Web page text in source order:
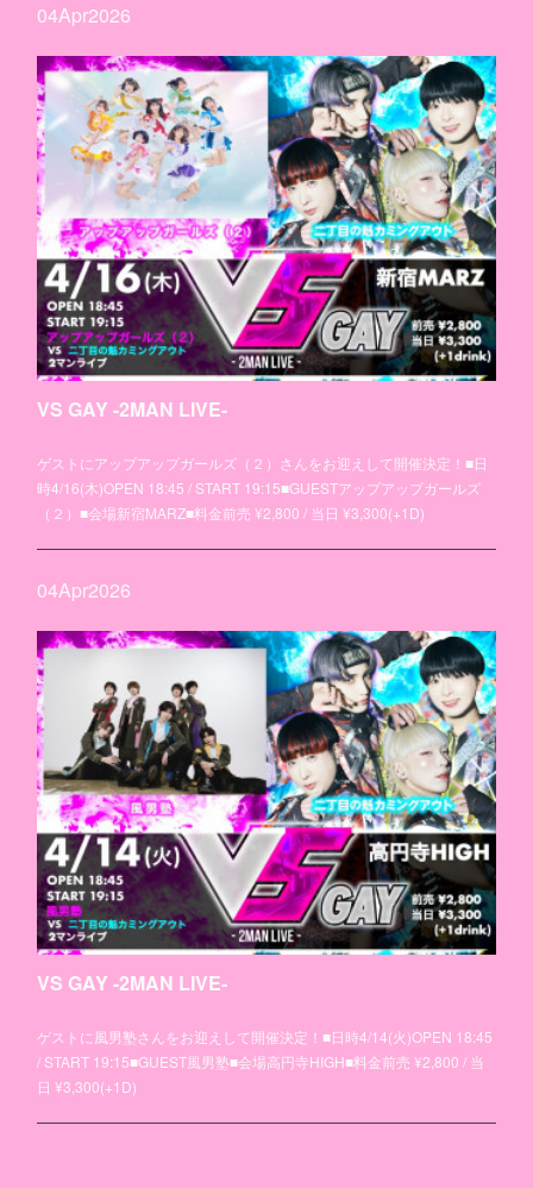
04Apr2026
VS GAY -2MAN LIVE-
ゲストにアップアップガールズ（２）さんをお迎えして開催決定！■日
時4/16(木)OPEN 18:45 / START 19:15■GUESTアップアップガールズ
（２）■会場新宿MARZ■料金前売 ¥2,800 / 当日 ¥3,300(+1D)
04Apr2026
VS GAY -2MAN LIVE-
ゲストに風男塾さんをお迎えして開催決定！■日時4/14(火)OPEN 18:45
/ START 19:15■GUEST風男塾■会場高円寺HIGH■料金前売 ¥2,800 / 当
日 ¥3,300(+1D)